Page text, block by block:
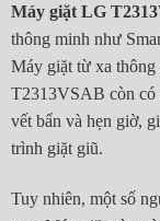
Máy giặt LG
thông minh như
Máy giặt từ xa
T2313VSAB còn có
vết bẩn và hẹn giờ,
trình giặt giũ.
Tuy nhiên, một số